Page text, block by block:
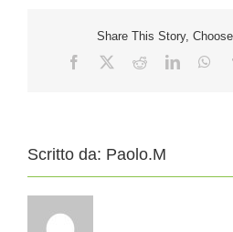
Share This Story,
Facebook RedditLinkedIn
Scritto da: Paolo.M